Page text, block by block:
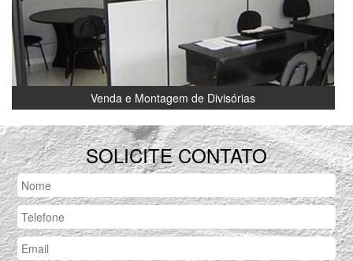
Venda e Montagem de Divisórias
SOLICITE CONTATO